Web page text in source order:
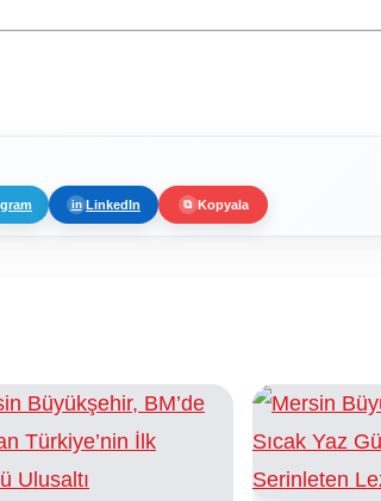
in LinkedIn ⧉ Kopyala